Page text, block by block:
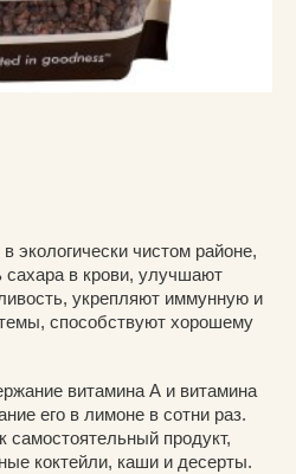
чистом районе,
сахара в крови, улучшают
укрепляют иммунную и
способствуют хорошему
витамина А и витамина
его в лимоне в сотни раз.
самостоятельный продукт,
коктейли, каши и десерты.